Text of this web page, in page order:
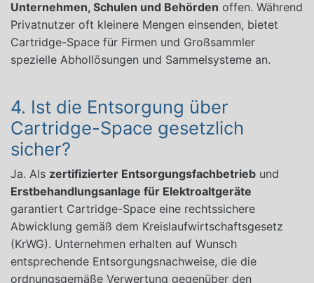
Unternehmen, Schulen und Behörden offen. Während
Privatnutzer oft kleinere Mengen einsenden, bietet
Cartridge-Space für Firmen und Großsammler
spezielle Abhollösungen und Sammelsysteme an.
4. Ist die Entsorgung über
Cartridge-Space gesetzlich
sicher?
Ja. Als zertifizierter Entsorgungsfachbetrieb und
Erstbehandlungsanlage für Elektroaltgeräte
garantiert Cartridge-Space eine rechtssichere
Abwicklung gemäß dem Kreislaufwirtschaftsgesetz
(KrWG). Unternehmen erhalten auf Wunsch
entsprechende Entsorgungsnachweise, die die
ordnungsgemäße Verwertung gegenüber den